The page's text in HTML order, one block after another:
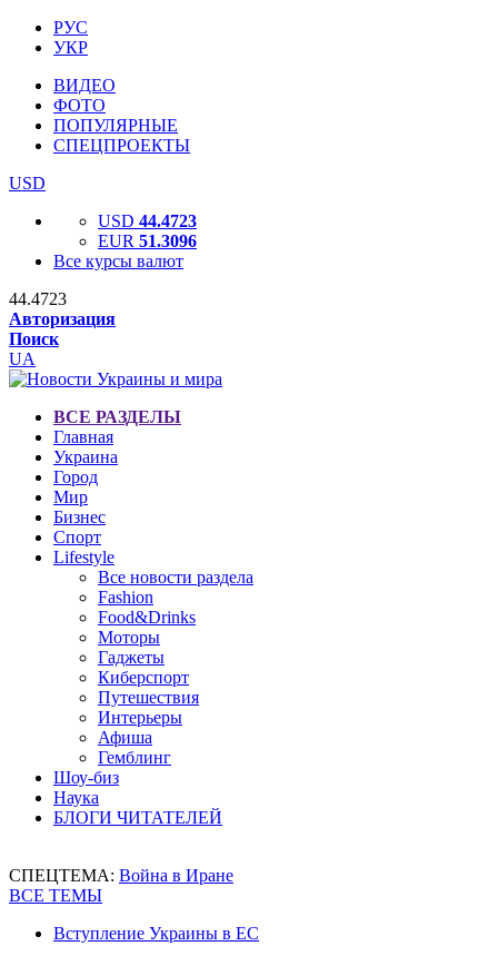
РУС
УКР
ВИДЕО
ФОТО
ПОПУЛЯРНЫЕ
СПЕЦПРОЕКТЫ
USD
USD 44.4723
EUR 51.3096
Все курсы валют
44.4723
Авторизация
Поиск
UA
ВСЕ РАЗДЕЛЫ
Главная
Украина
Город
Мир
Бизнес
Спорт
Lifestyle
Все новости раздела
Fashion
Food&Drinks
Моторы
Гаджеты
Киберспорт
Путешествия
Интерьеры
Афиша
Гемблинг
Шоу-биз
Наука
БЛОГИ ЧИТАТЕЛЕЙ
СПЕЦТЕМА: Война в Иране
ВСЕ ТЕМЫ
Вступление Украины в ЕС